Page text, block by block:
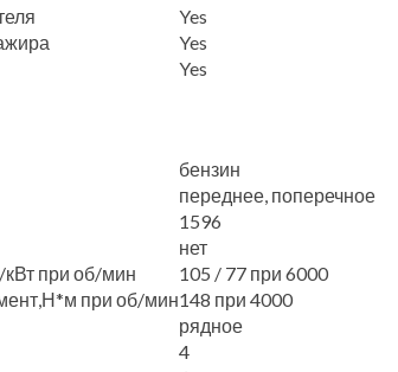
Yes
Yes
Yes
бензин
переднее, поперечное
1596
нет
при об/мин
105 / 77 при 6000
при об/мин148 при 4000
рядное
4